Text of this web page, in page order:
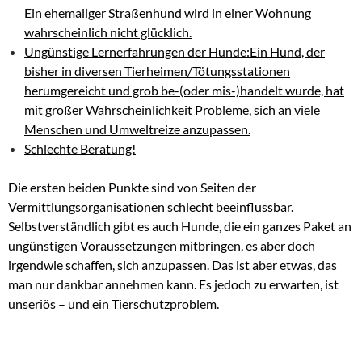
Ein ehemaliger Straßenhund wird in einer Wohnung
wahrscheinlich nicht glücklich.
Ungünstige Lernerfahrungen der Hunde:Ein Hund, der
bisher in diversen Tierheimen/Tötungsstationen
herumgereicht und grob be-(oder mis-)handelt wurde, hat
mit großer Wahrscheinlichkeit Probleme, sich an viele
Menschen und Umweltreize anzupassen.
Schlechte Beratung!
Die ersten beiden Punkte sind von Seiten der
Vermittlungsorganisationen schlecht beeinflussbar.
Selbstverständlich gibt es auch Hunde, die ein ganzes Paket an
ungünstigen Voraussetzungen mitbringen, es aber doch
irgendwie schaffen, sich anzupassen. Das ist aber etwas, das
man nur dankbar annehmen kann. Es jedoch zu erwarten, ist
unseriös – und ein Tierschutzproblem.